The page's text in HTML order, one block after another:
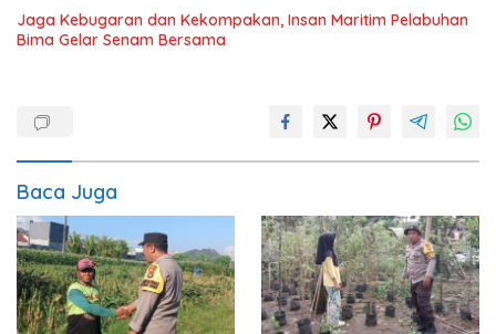
Jaga Kebugaran dan Kekompakan, Insan Maritim Pelabuhan
Bima Gelar Senam Bersama
Baca Juga